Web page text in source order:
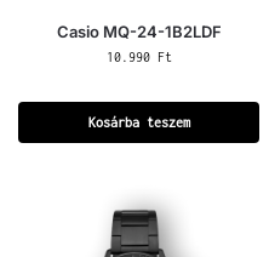
Casio MQ-24-1B2LDF
10.990 Ft
Kosárba teszem